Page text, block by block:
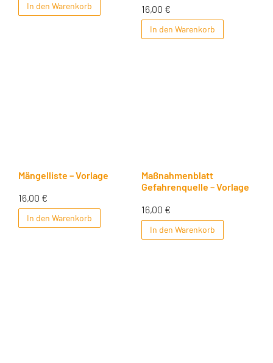
In den Warenkorb
16,00 €
In den Warenkorb
Mängelliste – Vorlage
16,00 €
In den Warenkorb
Maßnahmenblatt
Gefahrenquelle – Vorlage
16,00 €
In den Warenkorb